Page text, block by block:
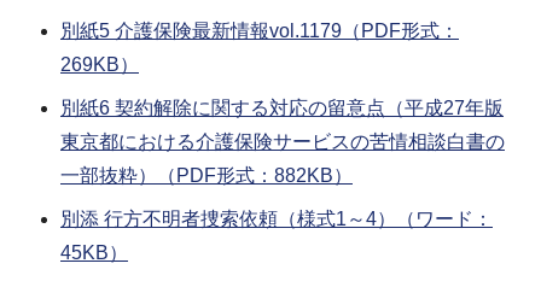
別紙5 介護保険最新情報vol.1179（PDF形式：
269KB）
別紙6 契約解除に関する対応の留意点（平成27年版
東京都における介護保険サービスの苦情相談白書の
一部抜粋）（PDF形式：882KB）
別添 行方不明者捜索依頼（様式1～4）（ワード：
45KB）